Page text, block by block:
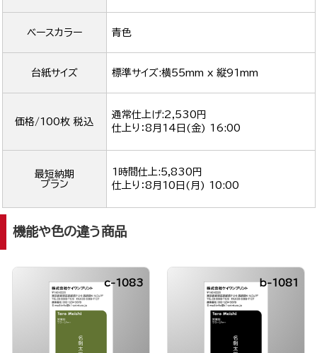
ベースカラー 青色
台紙サイズ 標準サイズ:横55mm x 縦91mm
価格/100枚 税込
通常仕上げ:2,530円
仕上り：8月14日(金) 16:00
最短納期
プラン
1時間仕上:5,830円
仕上り：8月10日(月) 10:00
機能や色の違う商品
c-1083 b-1081